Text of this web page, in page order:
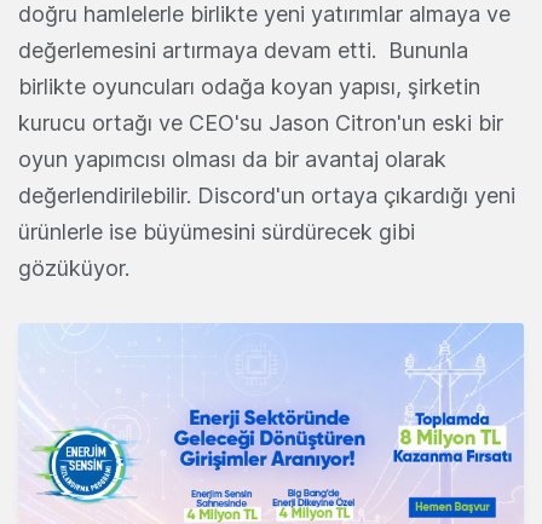
doğru hamlelerle birlikte yeni yatırımlar almaya ve
değerlemesini artırmaya devam etti. Bununla
birlikte oyuncuları odağa koyan yapısı, şirketin
kurucu ortağı ve CEO'su Jason Citron'un eski bir
oyun yapımcısı olması da bir avantaj olarak
değerlendirilebilir. Discord'un ortaya çıkardığı yeni
ürünlerle ise büyümesini sürdürecek gibi
gözüküyor.